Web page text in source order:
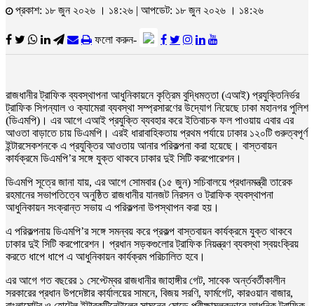
প্রকাশ: ১৮ জুন ২০২৬ । ১৪:২৬ | আপডেট: ১৮ জুন ২০২৬ । ১৪:২৬
ফলো করুন-
রাজধানীর ট্রাফিক ব্যবস্থাপনা আধুনিকায়নে কৃত্রিম বুদ্ধিমত্তা (এআই) প্রযুক্তিনির্ভর
ট্রাফিক সিগন্যাল ও ক্যামেরা ব্যবস্থা সম্প্রসারণের উদ্যোগ নিয়েছে ঢাকা মহানগর পুলিশ
(ডিএমপি)। এর আগে এআই প্রযুক্তি ব্যবহার করে ইতিবাচক ফল পাওয়ায় এবার এর
আওতা বাড়াতে চায় ডিএমপি। এরই ধারাবাহিকতায় প্রথম পর্যায়ে ঢাকার ১২০টি গুরুত্বপূর্ণ
ইন্টারসেকশনকে এ প্রযুক্তির আওতায় আনার পরিকল্পনা করা হয়েছে। বাস্তবায়ন
কার্যক্রমে ডিএমপি’র সঙ্গে যুক্ত থাকবে ঢাকার দুই সিটি করপোরেশন।
ডিএমপি সূত্রে জানা যায়, এর আগে সোমবার (১৫ জুন) সচিবালয়ে প্রধানমন্ত্রী তারেক
রহমানের সভাপতিত্বে অনুষ্ঠিত রাজধানীর যানজট নিরসন ও ট্রাফিক ব্যবস্থাপনা
আধুনিকায়ন সংক্রান্ত সভায় এ পরিকল্পনা উপস্থাপন করা হয়।
এ পরিকল্পনায় ডিএমপি’র সঙ্গে সমন্বয় করে প্রকল্প বাস্তবায়ন কার্যক্রমে যুক্ত থাকবে
ঢাকার দুই সিটি করপোরেশন। প্রধান সড়কগুলোর ট্রাফিক নিয়ন্ত্রণ ব্যবস্থা স্বয়ংক্রিয়
করতে ধাপে ধাপে এ আধুনিকায়ন কার্যক্রম পরিচালিত হবে।
এর আগে গত বছরের ১ সেপ্টেম্বর রাজধানীর জাহাঙ্গীর গেট, সাবেক অর্ন্তবর্তীকালীন
সরকারের প্রধান উপদেষ্টার কার্যালয়ের সামনে, বিজয় সরণি, ফার্মগেট, কারওয়ান বাজার,